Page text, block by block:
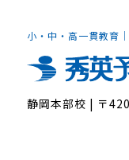
小・中・高一貫教育
静岡本部校 | 〒